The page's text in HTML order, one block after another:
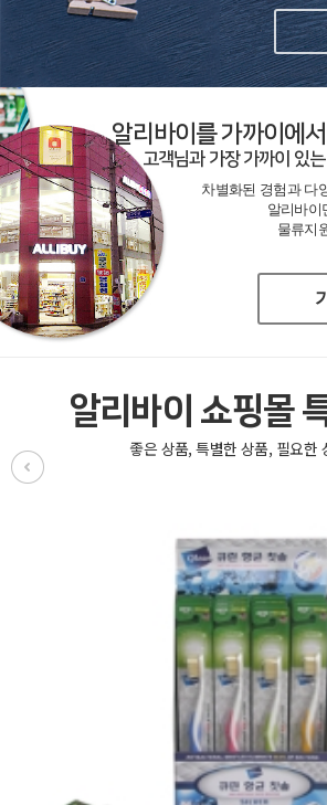
알리바이를 가까이에
고객님과 가장 가까이 있
차별화된 경험과 다
알리바이
물류지
알리바이 쇼핑몰